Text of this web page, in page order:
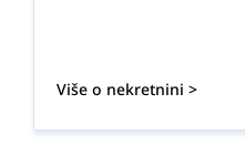
Više o nekretnini >